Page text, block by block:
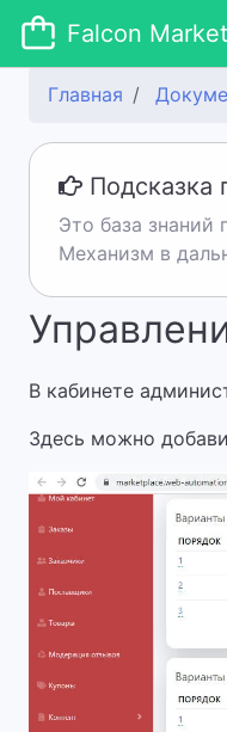
Falcon
Главная
Подсказка
Это база
Механизм в
В кабинете
Здесь можно